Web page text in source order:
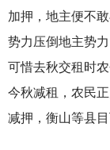
加押，地主便不
势力压倒地主势
可惜去秋交租时
今秋减租，农民
减押，衡山等县目